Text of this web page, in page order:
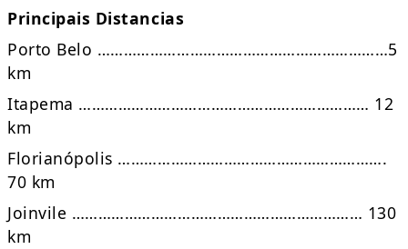
Principais Distancias
Porto Belo …………………………………………………………5
km
Itapema ………………………………………………………… 12
km
Florianópolis …………………………………………………….
70 km
Joinvile ………………………………………………………… 130
km